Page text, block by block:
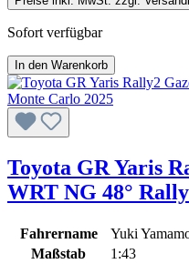
Sofort verfügbar
In den Warenkorb
Toyota GR Yaris
WRT NG 48°
Fahrername
Yuki
Maßstab
1:43